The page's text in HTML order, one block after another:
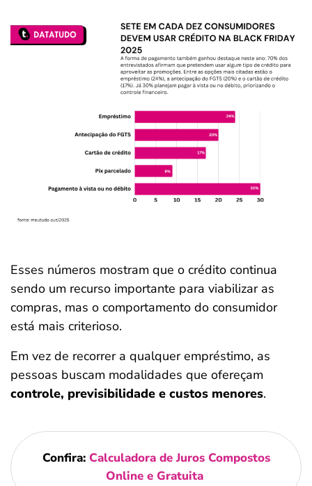
Esses números mostram que o crédito continua
sendo um recurso importante para viabilizar as
compras, mas o comportamento do consumidor
está mais criterioso.
Em vez de recorrer a qualquer empréstimo, as
pessoas buscam modalidades que ofereçam
controle, previsibilidade e custos menores.
Confira: Calculadora de Juros Compostos
Online e Gratuita